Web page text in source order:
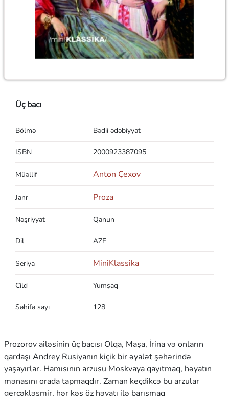
Üç bacı
Bölmə Bədii ədəbiyyat
ISBN 2000923387095
Müəllif Anton Çexov
Janr Proza
Nəşriyyat Qanun
Dil AZE
Seriya MiniKlassika
Cild Yumşaq
Səhifə sayı 128
Prozorov ailəsinin üç bacısı Olqa, Maşa, İrina və onların
qardaşı Andrey Rusiyanın kiçik bir əyalət şəhərində
yaşayırlar. Hamısının arzusu Moskvaya qayıtmaq, həyatın
mənasını orada tapmaqdır. Zaman keçdikcə bu arzular
gerçəkləşmir, hər kəs öz həyatı ilə barışmaq